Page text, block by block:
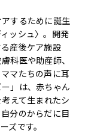
するために誕生
ッシュ〉。開発
産後ケア施設
科医や助産師、
マたちの声に耳
」は、赤ちゃん
えて生まれたシ
分のからだに目
ズです。